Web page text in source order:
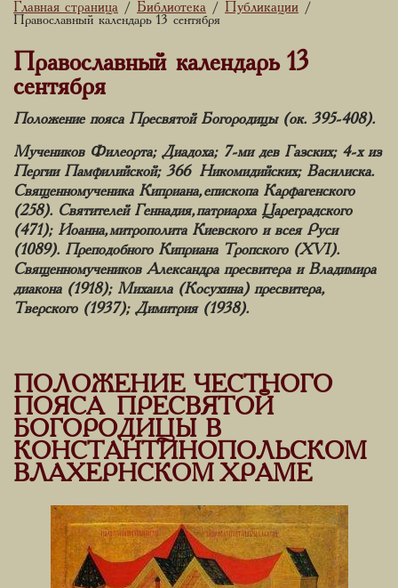
Главная страница / Библиотека / Публикации /
Православный календарь 13 сентября
Православный календарь 13
сентября
Положение пояса Пресвятой Богородицы (ок. 395-408).
Мучеников Филеорта; Диадоха; 7-ми дев Газских; 4-х из
Пергии Памфилийской; 366 Никомидийских; Василиска.
Священномученика Киприана, епископа Карфагенского
(258). Святителей Геннадия, патриарха Цареградского
(471); Иоанна, митрополита Киевского и всея Руси
(1089). Преподобного Киприана Тропского (XVI).
Священномучеников Александра пресвитера и Владимира
диакона (1918); Михаила (Косухина) пресвитера,
Тверского (1937); Димитрия (1938).
ПОЛОЖЕНИЕ ЧЕСТНОГО
ПОЯСА ПРЕСВЯТОЙ
БОГОРОДИЦЫ В
КОНСТАНТИНОПОЛЬСКОМ
ВЛАХЕРНСКОМ ХРАМЕ